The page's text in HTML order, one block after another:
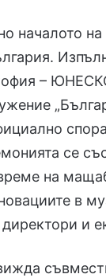
началото
–
се
на
в
и